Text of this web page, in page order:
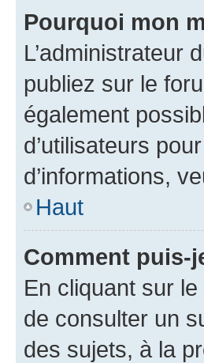
Pourquoi mon
L’administrateur
publiez sur le
également
d’utilisateurs
d’informations,
Haut
Comment puis-
En cliquant sur
de consulter un
des sujets, à la